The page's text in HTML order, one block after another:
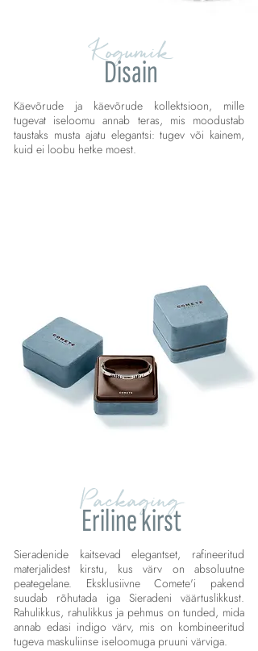
Kogumik
Disain
Käevõrude ja käevõrude kollektsioon, mille
tugevat iseloomu annab teras, mis moodustab
taustaks musta ajatu elegantsi: tugev või kainem,
kuid ei loobu hetke moest.
Packaging
Eriline kirst
Sieradenide kaitsevad elegantset, rafineeritud
materjalidest kirstu, kus värv on absoluutne
peategelane. Eksklusiivne Comete'i pakend
suudab rõhutada iga Sieradeni väärtuslikkust.
Rahulikkus, rahulikkus ja pehmus on tunded, mida
annab edasi indigo värv, mis on kombineeritud
tugeva maskuliinse iseloomuga pruuni värviga.